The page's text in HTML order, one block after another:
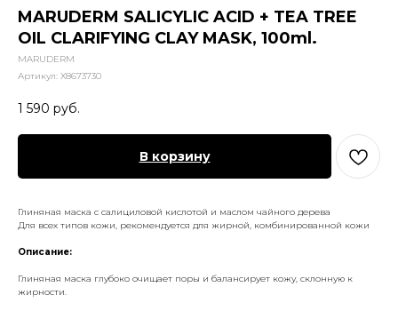
MARUDERM SALICYLIC ACID + TEA TREE
OIL CLARIFYING CLAY MASK, 100ml.
MARUDERM
Артикул: X8673730
1 590 руб.
В корзину
Глиняная маска с салициловой кислотой и маслом чайного дерева
Для всех типов кожи, рекомендуется для жирной, комбинированной кожи
Описание:
Глиняная маска глубоко очищает поры и балансирует кожу, склонную к
жирности.